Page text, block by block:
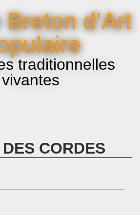
d’Art
traditionnelles
vivantes
pratiques
CORDES